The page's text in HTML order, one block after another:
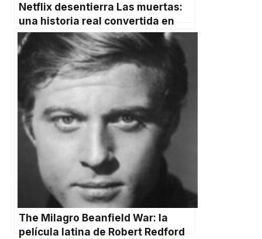
Netflix desentierra Las muertas:
una historia real convertida en
sátira mexicana
The Milagro Beanfield War: la
película latina de Robert Redford